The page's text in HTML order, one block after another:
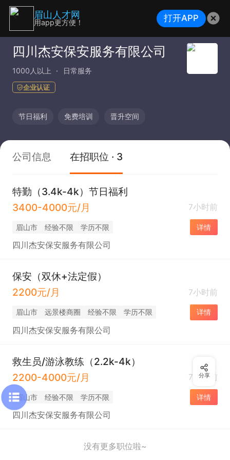
四川杰安保安服务有限公司
1000人以上 日常服务
企业认证
节日福利 免费培训 晋升空间
公司信息 在招职位 · 3
特勤（3.4k-4k）节日福利
3400-4000元/月
7小时前
眉山市 经验不限 学历不限 详情
四川杰安保安服务有限公司
保安（双休+法定假）
2200元/月
7小时前
眉山市 远景楼商圈 经验不限 学历不限 详情
四川杰安保安服务有限公司
救生员/游泳教练（2.2k-4k）
2200-4000元/月
7小时前
眉山市 经验不限 学历不限 详情
四川杰安保安服务有限公司
没有更多职位啦~
分享
眉山人才网
用app更方便！ 打开APP